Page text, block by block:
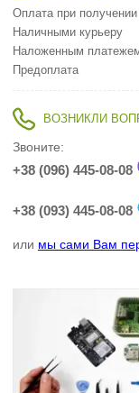
Оплата при получении
Наличными курьеру
Наложенным
Предоплата
ВОЗНИКЛИ
Звоните:
+38 (096) 445-08-08
+38 (093) 445-08-08
или мы сами Вам